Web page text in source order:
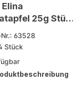
25g
63528
Stück